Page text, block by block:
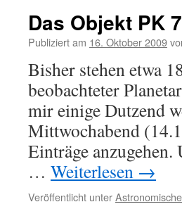
Das Objekt PK
Publiziert am 16. Oktober 2009
Bisher stehen etwa
beobachteter
mir einige Dutzend
Mittwochabend
Einträge
… Weiterlesen →
Veröffentlicht unter